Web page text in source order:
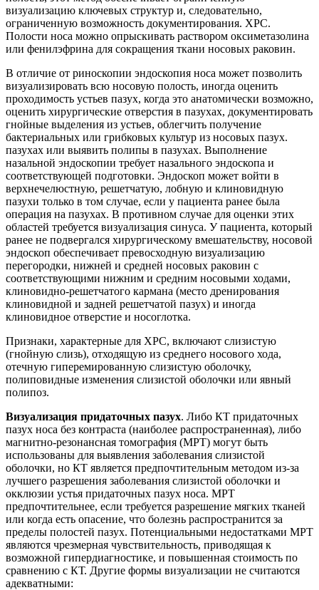
визуализацию ключевых структур и, следовательно,
ограниченную возможность документирования. ХРС.
Полости носа можно опрыскивать раствором оксиметазолина
или фенилэфрина для сокращения ткани носовых раковин.
В отличие от риноскопии эндоскопия носа может позволить
визуализировать всю носовую полость, иногда оценить
проходимость устьев пазух, когда это анатомически возможно,
оценить хирургические отверстия в пазухах, документировать
гнойные выделения из устьев, облегчить получение
бактериальных или грибковых культур из носовых пазух.
пазухах или выявить полипы в пазухах. Выполнение
назальной эндоскопии требует назального эндоскопа и
соответствующей подготовки. Эндоскоп может войти в
верхнечелюстную, решетчатую, лобную и клиновидную
пазухи только в том случае, если у пациента ранее была
операция на пазухах. В противном случае для оценки этих
областей требуется визуализация синуса. У пациента, который
ранее не подвергался хирургическому вмешательству, носовой
эндоскоп обеспечивает превосходную визуализацию
перегородки, нижней и средней носовых раковин с
соответствующими нижним и средним носовыми ходами,
клиновидно-решетчатого кармана (место дренирования
клиновидной и задней решетчатой ​​пазух) и иногда
клиновидное отверстие и носоглотка.
Признаки, характерные для ХРС, включают слизистую
(гнойную слизь), отходящую из среднего носового хода,
отечную гиперемированную слизистую оболочку,
полиповидные изменения слизистой оболочки или явный
полипоз.
Визуализация придаточных пазух. Либо КТ придаточных
пазух носа без контраста (наиболее распространенная), либо
магнитно-резонансная томография (МРТ) могут быть
использованы для выявления заболевания слизистой
оболочки, но КТ является предпочтительным методом из-за
лучшего разрешения заболевания слизистой оболочки и
окклюзии устья придаточных пазух носа. МРТ
предпочтительнее, если требуется разрешение мягких тканей
или когда есть опасение, что болезнь распространится за
пределы полостей пазух. Потенциальными недостатками МРТ
являются чрезмерная чувствительность, приводящая к
возможной гипердиагностике, и повышенная стоимость по
сравнению с КТ. Другие формы визуализации не считаются
адекватными: